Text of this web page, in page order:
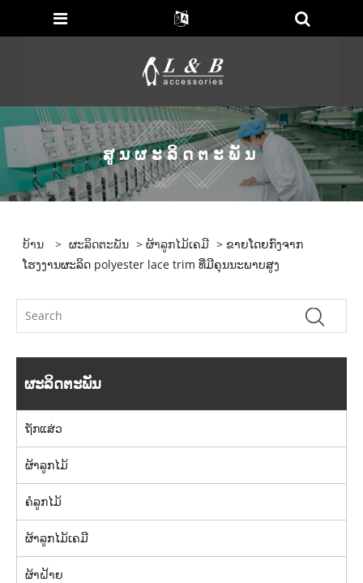
ສູນຜະລິດຕະພັນ
ບ້ານ > ຜະລິດຕະພັນ >ຜ້າລູກໄມ້ເຄມີ > ຂາຍໂດຍກົງຈາກ
ໂຮງງານຜະລິດ polyester lace trim ທີ່ມີຄຸນນະພາບສູງ
ຜະລິດຕະພັນ
ຖັກແສ່ວ
ຜ້າລູກໄມ້
ຄໍລູກໄມ້
ຜ້າລູກໄມ້ເຄມີ
ຜ້າຝ້າຍ